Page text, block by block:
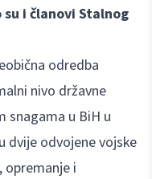
i članovi Stalnog
odredba
nivo državne
snagama u BiH u
dvije odvojene vojske
opremanje i